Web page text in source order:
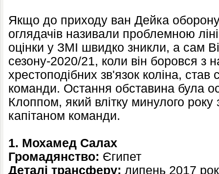
Якщо до приходу ван Дейка оборону
оглядачів називали проблемною
оцінки у ЗМІ швидко зникли, а сам
сезону-2020/21, коли він боровся з
хрестоподібних зв'язок коліна,
команди. Остання обставина була
Клоппом, який влітку минулого
капітаном команди.
1. Мохамед Салах
Громадянство: Єгипет
Деталі трансферу: липень 2017